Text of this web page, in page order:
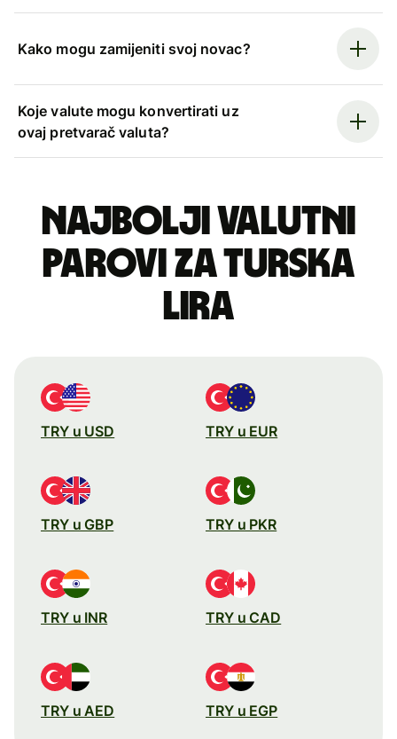
Kako mogu zamijeniti svoj novac?
Koje valute mogu konvertirati uz
ovaj pretvarač valuta?
Najbolji valutni
parovi za turska
lira
TRY u USD TRY u EUR
TRY u GBP TRY u PKR
TRY u INR TRY u CAD
TRY u AED TRY u EGP